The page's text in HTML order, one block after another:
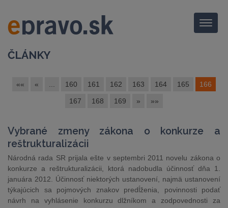
Menu
ČLÁNKY
«« « 160 161 162 163 164 165 166
167 168 169 » »»
Vybrané zmeny zákona o konkurze a
reštrukturalizácii
Národná rada SR prijala ešte v septembri 2011 novelu zákona o
konkurze a reštrukturalizácii, ktorá nadobudla účinnosť dňa 1.
januára 2012. Účinnosť niektorých ustanovení, najmä ustanovení
týkajúcich sa pojmových znakov predĺženia, povinnosti podať
návrh na vyhlásenie konkurzu dlžníkom a zodpovednosti za